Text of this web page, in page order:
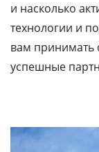
и насколько
технологии и
вам принимать
успешные